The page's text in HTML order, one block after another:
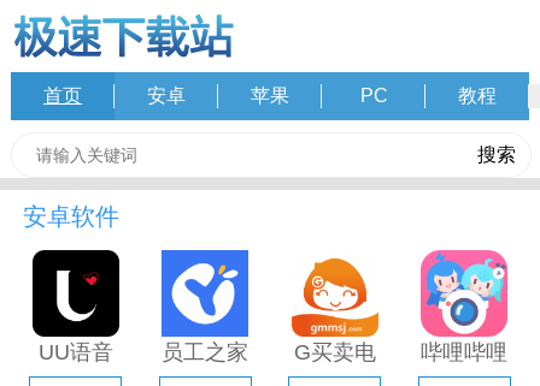
首页 安卓 苹果 PC 教程
安卓软件
UU语音
员工之家
G买卖电
哔哩哔哩